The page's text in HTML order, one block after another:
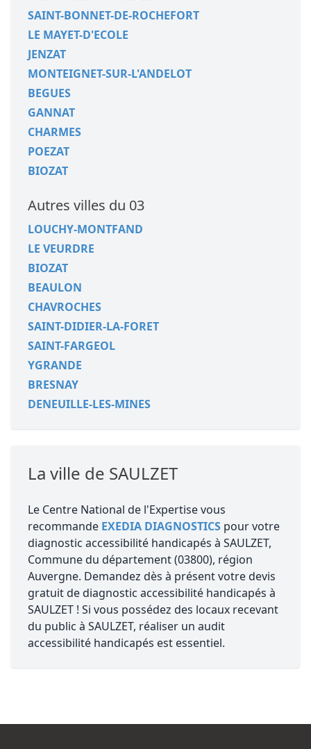
SAINT-BONNET-DE-ROCHEFORT
LE MAYET-D'ECOLE
JENZAT
MONTEIGNET-SUR-L'ANDELOT
BEGUES
GANNAT
CHARMES
POEZAT
BIOZAT
Autres villes du 03
LOUCHY-MONTFAND
LE VEURDRE
BIOZAT
BEAULON
CHAVROCHES
SAINT-DIDIER-LA-FORET
SAINT-FARGEOL
YGRANDE
BRESNAY
DENEUILLE-LES-MINES
La ville de SAULZET
Le Centre National de l'Expertise vous
recommande EXEDIA DIAGNOSTICS pour votre
diagnostic accessibilité handicapés à SAULZET,
Commune du département (03800), région
Auvergne. Demandez dès à présent votre devis
gratuit de diagnostic accessibilité handicapés à
SAULZET ! Si vous possédez des locaux recevant
du public à SAULZET, réaliser un audit
accessibilité handicapés est essentiel.